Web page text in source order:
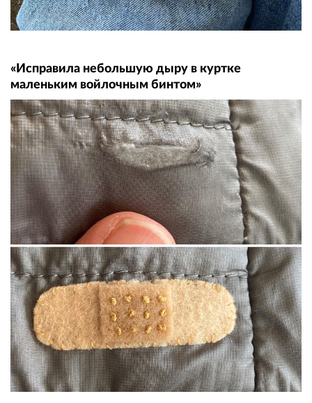
«Исправила небольшую дыру в куртке
маленьким войлочным бинтом»